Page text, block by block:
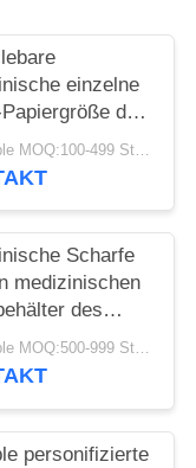
einzelne
der
Kasten-
Kasten-
negotiable MOQ:100-499 Stücke
Scharfe
medizinischen
des
Behälters für
ein
negotiable MOQ:500-999 Stücke
personifizierte